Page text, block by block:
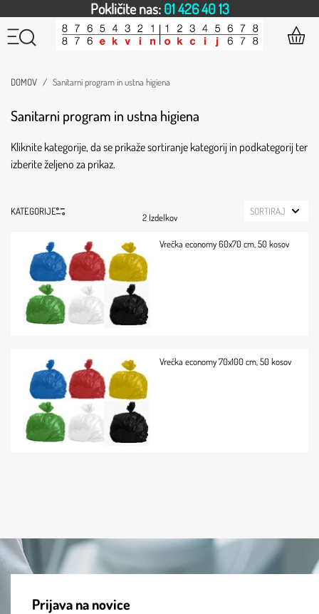
Pokličite nas:01 426 40 13
DOMOV Sanitarni program in ustna higiena
Sanitarni program in ustna higiena
Kliknite kategorije, da se prikaže sortiranje kategorij in podkategorij ter
izberite željeno za prikaz.
KATEGORIJE
2 Izdelkov
SORTIRAJ
Vrečka economy 60x70 cm, 50 kosov
Vrečka economy 70x100 cm, 50 kosov
Prijava na novice